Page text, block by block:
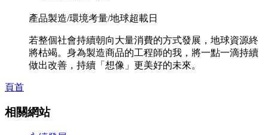
產品製造/環境考量/地球超載日
若整個社會持續朝向大量消費的方式發展，地球資源終
將枯竭。身為製造商品的工程師的我，將一點一滴持續
做出改善，持續「想像」更美好的未來。
頁首
相關網站